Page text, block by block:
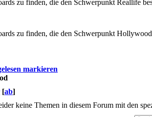
zu finden, die den Schwerpunkt Reallife
zu finden, die den Schwerpunkt
markieren
[ab]
keine Themen in diesem Forum mit den